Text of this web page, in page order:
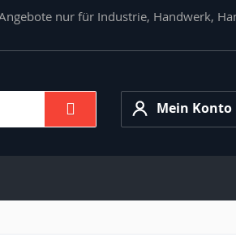
nur für Industrie, Handwerk,
Mein
Konto
Mein Konto